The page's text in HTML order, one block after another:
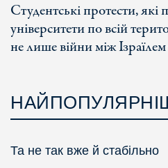
Студентські протести, які
університети по всій
не лише війни між
Та не так вже й стабільно